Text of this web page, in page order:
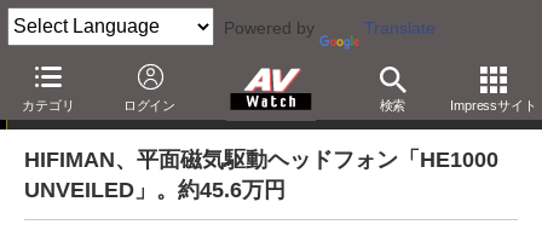
Powered by Translate
カテゴリ ログイン 検索 Impressサイト
ニュース
HIFIMAN、平面磁気駆動ヘッドフォン「HE1000
UNVEILED」。約45.6万円